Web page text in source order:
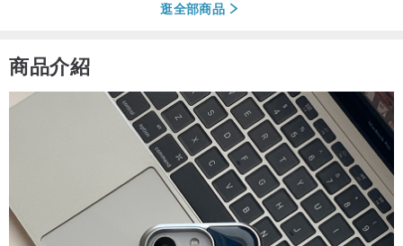
逛全部商品
商品介紹